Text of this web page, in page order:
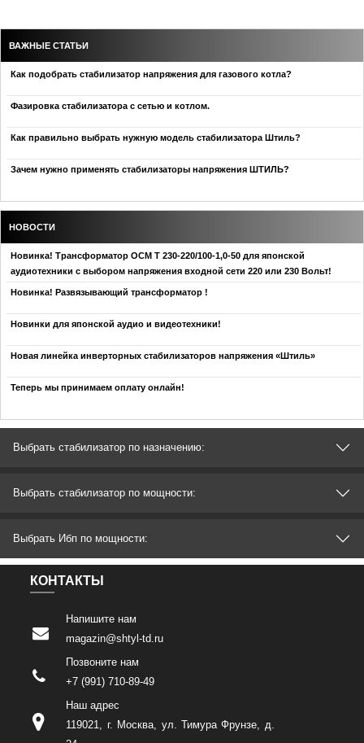
ВАЖНЫЕ СТАТЬИ
Как подобрать стабилизатор напряжения для газового котла?
Фазировка стабилизатора с сетью и котлом.
Как правильно выбрать нужную модель стабилизатора Штиль?
Зачем нужно применять стабилизаторы напряжения ШТИЛЬ?
НОВОСТИ
Новинка! Трансформатор ОСМ Т 230-220/100-1,0-50 для японской
аудиотехники с выбором напряжения входной сети 220 или 230 Вольт!
Новинка! Развязывающий трансформатор !
Новинки для японской аудио и видеотехники!
Новая линейка инверторных стабилизаторов напряжения «Штиль»
Теперь мы принимаем оплату онлайн!
Выбрать стабилизатор по назначению:
Выбрать стабилизатор по мощности:
Выбрать Ибп по мощности:
КОНТАКТЫ
Напишите нам
magazin@shtyl-td.ru
Позвоните нам
+7 (991) 710-89-49
Наш адрес
119021, г. Москва, ул. Тимура Фрунзе, д.